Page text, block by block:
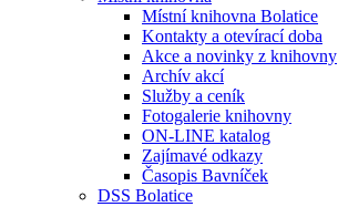
Místní knihovna Bolatice
Kontakty a otevírací doba
Akce a novinky z knihovny
Archív akcí
Služby a ceník
Fotogalerie knihovny
ON-LINE katalog
Zajímavé odkazy
Časopis Bavníček
DSS Bolatice